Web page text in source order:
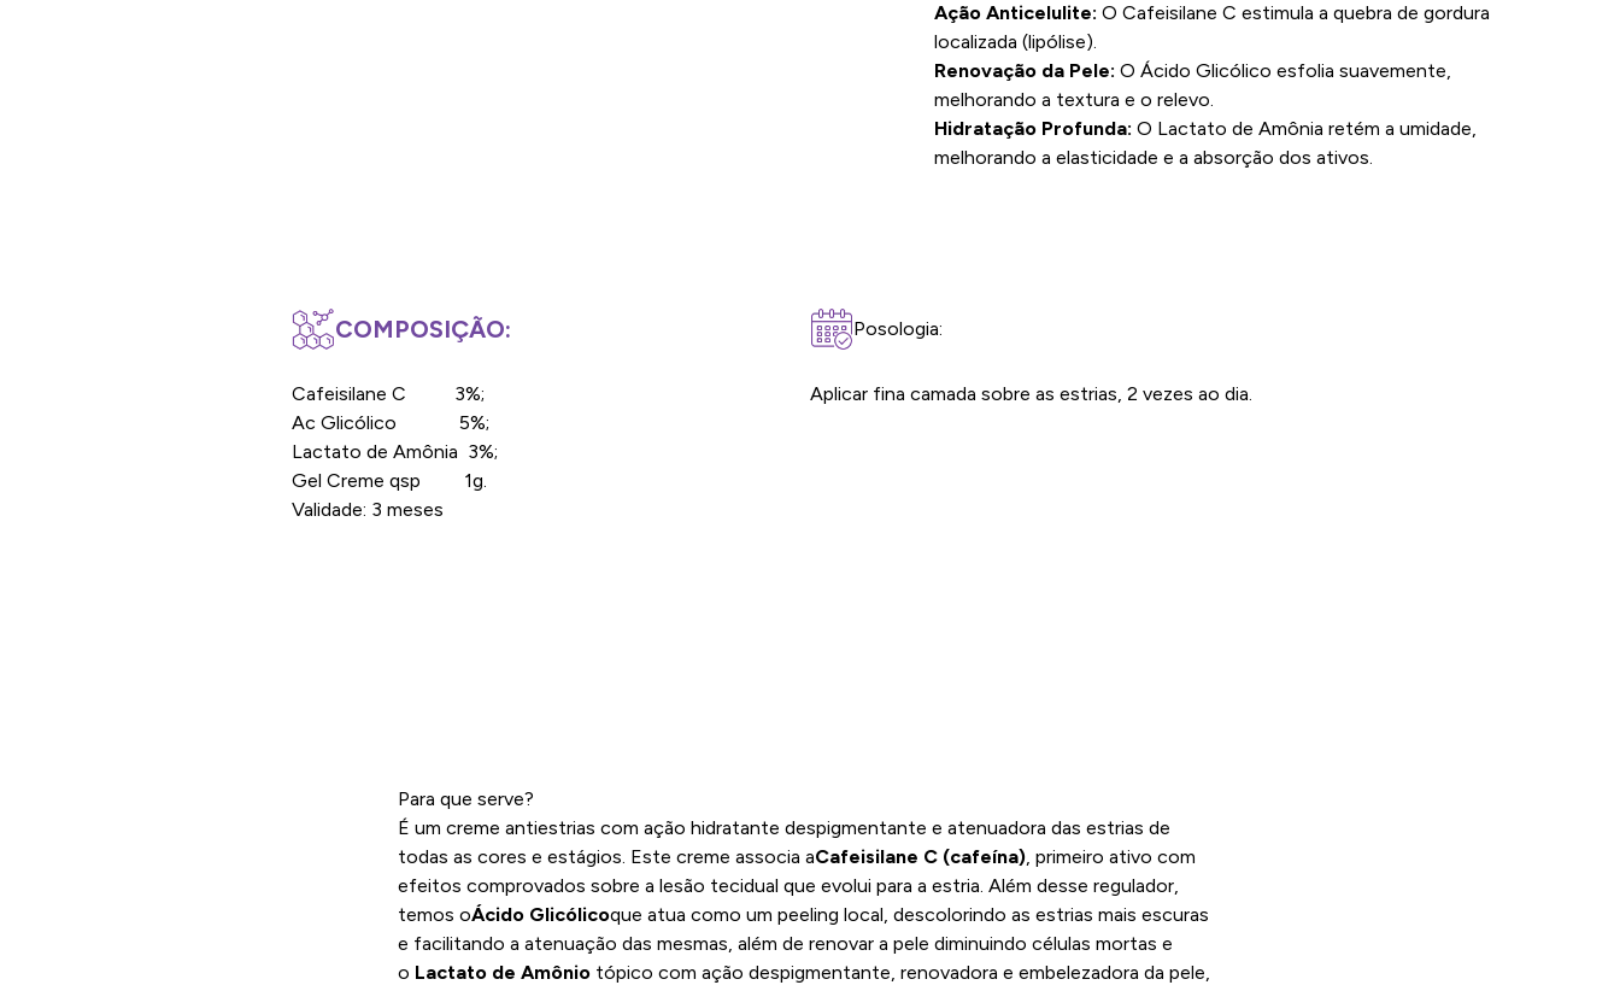
Ação Anticelulite: O Cafeisilane C estimula a quebra de gordura
localizada (lipólise).
Renovação da Pele: O Ácido Glicólico esfolia suavemente,
melhorando a textura e o relevo.
Hidratação Profunda: O Lactato de Amônia retém a umidade,
melhorando a elasticidade e a absorção dos ativos.
COMPOSIÇÃO:
Cafeisilane C 3%;
Ac Glicólico 5%;
Lactato de Amônia 3%;
Gel Creme qsp 1g.
Validade: 3 meses
Posologia:
Aplicar fina camada sobre as estrias, 2 vezes ao dia.
Para que serve?
É um creme antiestrias com ação hidratante despigmentante e atenuadora das estrias de
todas as cores e estágios. Este creme associa aCafeisilane C (cafeína), primeiro ativo com
efeitos comprovados sobre a lesão tecidual que evolui para a estria. Além desse regulador,
temos oÁcido Glicólicoque atua como um peeling local, descolorindo as estrias mais escuras
e facilitando a atenuação das mesmas, além de renovar a pele diminuindo células mortas e
o Lactato de Amônio tópico com ação despigmentante, renovadora e embelezadora da pele,